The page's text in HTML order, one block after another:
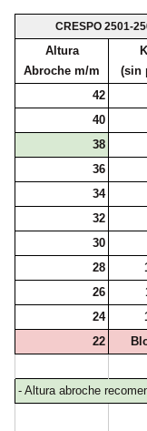
CRESPO 2501-
Altura
Abroche m/m
(sin
42
40
38
36
34
32
30
28
26
24
22
- Altura abroche